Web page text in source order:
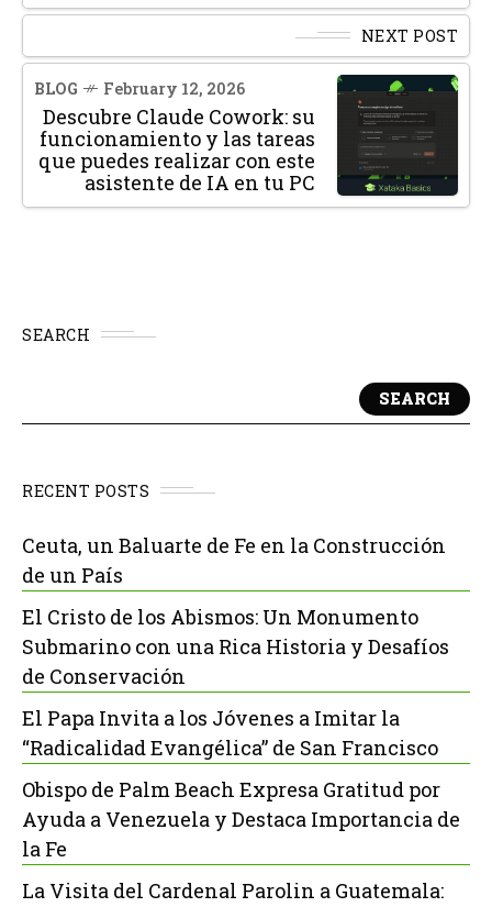
NEXT POST
BLOG February 12, 2026
Descubre Claude Cowork: su
funcionamiento y las tareas
que puedes realizar con este
asistente de IA en tu PC
SEARCH
SEARCH
RECENT POSTS
Ceuta, un Baluarte de Fe en la Construcción
de un País
El Cristo de los Abismos: Un Monumento
Submarino con una Rica Historia y Desafíos
de Conservación
El Papa Invita a los Jóvenes a Imitar la
“Radicalidad Evangélica” de San Francisco
Obispo de Palm Beach Expresa Gratitud por
Ayuda a Venezuela y Destaca Importancia de
la Fe
La Visita del Cardenal Parolin a Guatemala: